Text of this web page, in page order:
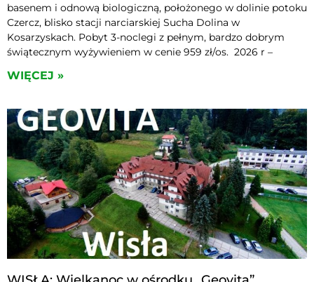
basenem i odnową biologiczną, położonego w dolinie potoku
Czercz, blisko stacji narciarskiej Sucha Dolina w
Kosarzyskach. Pobyt 3-noclegi z pełnym, bardzo dobrym
świątecznym wyżywieniem w cenie 959 zł/os. 2026 r –
WIĘCEJ »